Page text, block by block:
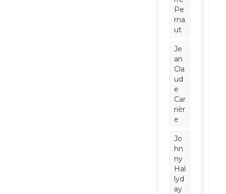
Pe
rna
ut
Je
an
Cla
ud
e
Car
rièr
e
Jo
hn
ny
Hal
lyd
ay